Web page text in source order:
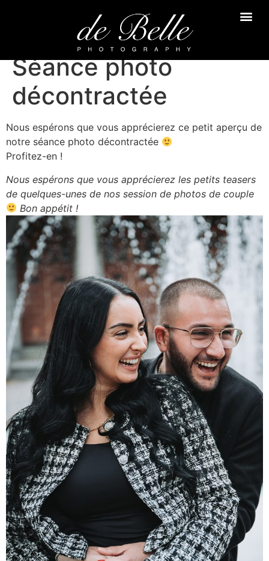
Séance photo
décontractée
Nous espérons que vous apprécierez ce petit aperçu de
notre séance photo décontractée
Profitez-en !
Nous espérons que vous apprécierez les petits teasers
de quelques-unes de nos session de photos de couple
Bon appétit !